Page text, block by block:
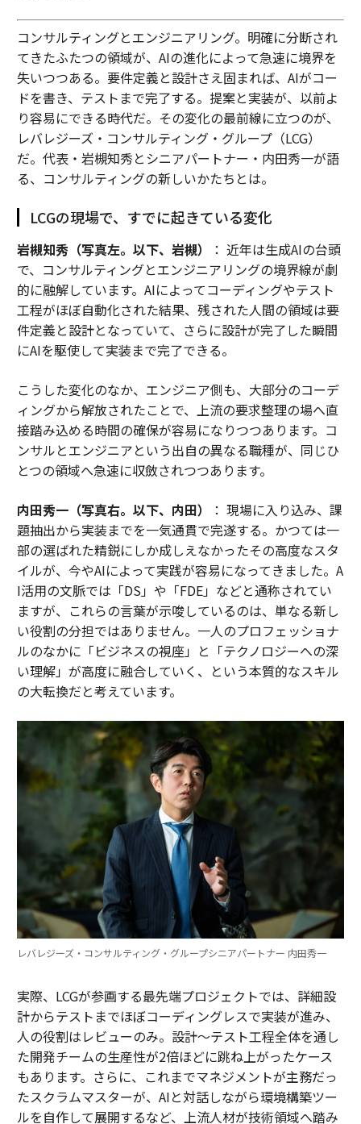
コンサルティングとエンジニアリング。明確に分断され
てきたふたつの領域が、AIの進化によって急速に境界を
失いつつある。要件定義と設計さえ固まれば、AIがコー
ドを書き、テストまで完了する。提案と実装が、以前よ
り容易にできる時代だ。その変化の最前線に立つのが、
レバレジーズ・コンサルティング・グループ（LCG）
だ。代表・岩槻知秀とシニアパートナー・内田秀一が語
る、コンサルティングの新しいかたちとは。
LCGの現場で、すでに起きている変化
岩槻知秀（写真左。以下、岩槻）
： 近年は生成AIの台頭
で、コンサルティングとエンジニアリングの境界線が劇
的に融解しています。AIによってコーディングやテスト
工程がほぼ自動化された結果、残された人間の領域は要
件定義と設計となっていて、さらに設計が完了した瞬間
にAIを駆使して実装まで完了できる。
こうした変化のなか、エンジニア側も、大部分のコーデ
ィングから解放されたことで、上流の要求整理の場へ直
接踏み込める時間の確保が容易になりつつあります。コ
ンサルとエンジニアという出自の異なる職種が、同じひ
とつの領域へ急速に収斂されつつあります。
内田秀一（写真右。以下、内田）
： 現場に入り込み、課
題抽出から実装までを一気通貫で完遂する。かつては一
部の選ばれた精鋭にしか成しえなかったその高度なスタ
イルが、今やAIによって実践が容易になってきました。A
I活用の文脈では「DS」や「FDE」などと通称されてい
ますが、これらの言葉が示唆しているのは、単なる新し
い役割の分担ではありません。一人のプロフェッショナ
ルのなかに「ビジネスの視座」と「テクノロジーへの深
い理解」が高度に融合していく、という本質的なスキル
の大転換だと考えています。
レバレジーズ・コンサルティング・グループシニアパートナー 内田秀一
実際、LCGが参画する最先端プロジェクトでは、詳細設
計からテストまでほぼコーディングレスで実装が進み、
人の役割はレビューのみ。設計～テスト工程全体を通し
た開発チームの生産性が2倍ほどに跳ね上がったケース
もあります。さらに、これまでマネジメントが主務だっ
たスクラムマスターが、AIと対話しながら環境構築ツー
ルを自作して展開するなど、上流人材が技術領域へ踏み